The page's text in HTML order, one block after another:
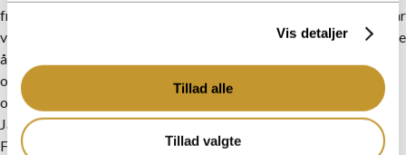
Vis detaljer
Tillad alle
Tillad valgte
fremtiden, både hvad angår bæredygtighed og funktionalitet. Når
vi bygger, er det med henblik på at beholde ejendommene i mange
år, og det afspejles også i den måde, vi fra starten indtænker drift
og vedligehold. Det er jeg glad for, at vi er nået i mål med på 21Ø,
og jeg ser frem til at byggeriet for alvor kan gå i gang,” afslutter
Jan Johansen, ATP Ejendomme
Fakta om 21Ø